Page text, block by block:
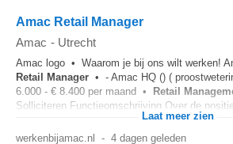
Amac Retail Manager
Amac - Utrecht
Amac logo • Waarom je bij ons wilt werken!
Retail
Manager • - Amac HQ () (
6.000 - € 8.400 per maand • Retail
Solliciteren Functieomschrijving Over de
Laat meer zien
werkenbijamac.nl - 4 dagen geleden